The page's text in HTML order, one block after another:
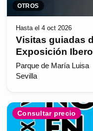
OTROS
Hasta el 4 oct 2026
Visitas guiadas
Exposición
Parque de María Luisa
Sevilla
Consultar precio